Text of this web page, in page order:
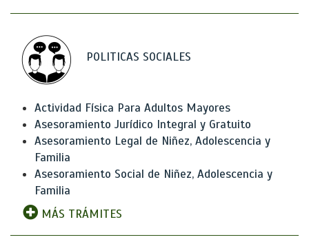
POLITICAS SOCIALES
Actividad Física Para Adultos Mayores
Asesoramiento Jurídico Integral y Gratuito
Asesoramiento Legal de Niñez, Adolescencia y
Familia
Asesoramiento Social de Niñez, Adolescencia y
Familia
MÁS TRÁMITES